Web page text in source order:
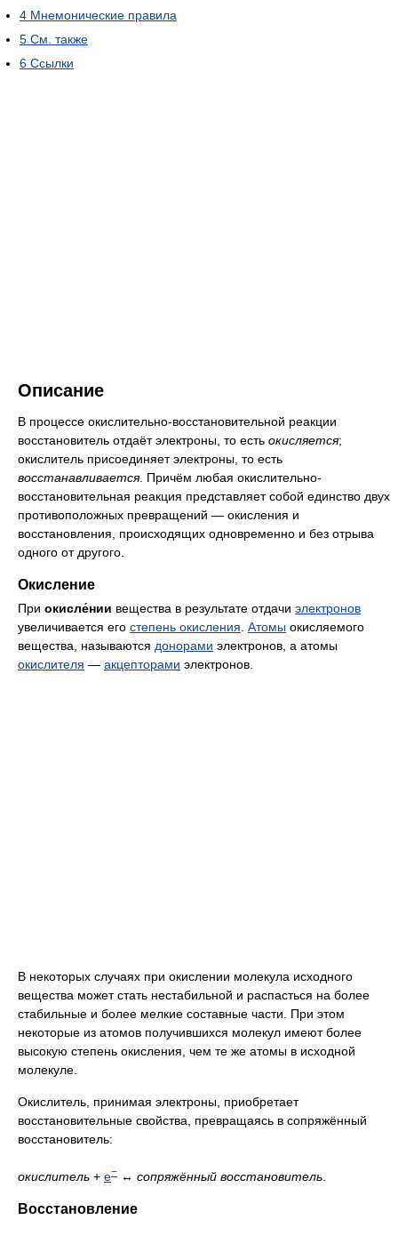
4 Мнемонические правила
5 См. также
6 Ссылки
Описание
В процессе окислительно-восстановительной реакции
восстановитель отдаёт электроны, то есть окисляется;
окислитель присоединяет электроны, то есть
восстанавливается. Причём любая окислительно-
восстановительная реакция представляет собой единство двух
противоположных превращений — окисления и
восстановления, происходящих одновременно и без отрыва
одного от другого.
Окисление
При окисле́нии вещества в результате отдачи электронов
увеличивается его степень окисления Атомы окисляемого
вещества, называются донорами электронов, а атомы
окислителя — акцепторами электронов.
В некоторых случаях при окислении молекула исходного
вещества может стать нестабильной и распасться на более
стабильные и более мелкие составные части. При этом
некоторые из атомов получившихся молекул имеют более
высокую степень окисления, чем те же атомы в исходной
молекуле.
Окислитель, принимая электроны, приобретает
восстановительные свойства, превращаясь в сопряжённый
восстановитель:
окислитель + e− ↔ сопряжённый восстановитель
Восстановление